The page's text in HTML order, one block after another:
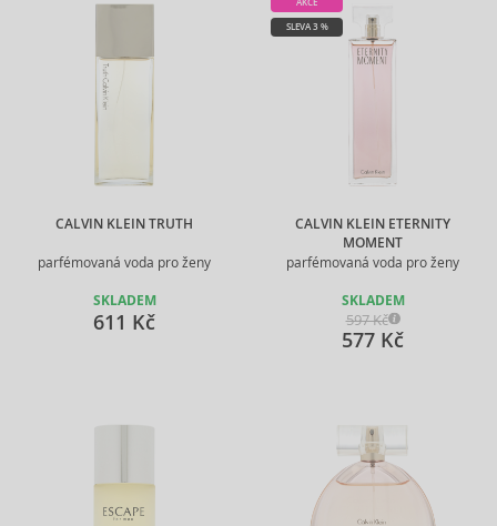
CALVIN KLEIN TRUTH
parfémovaná voda pro ženy
SKLADEM
611 Kč
CALVIN KLEIN ETERNITY
MOMENT
parfémovaná voda pro ženy
AKCE
SLEVA 3 %
SKLADEM
597 Kč
577 Kč